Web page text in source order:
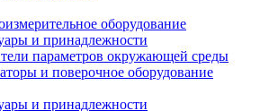
оборудование
и принадлежности
параметров окружающей среды
и поверочное оборудование
и принадлежности